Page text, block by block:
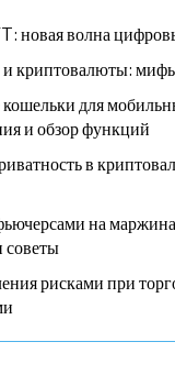
новая волна
криптовалюты:
для
и обзор функций
в
на
советы
рисками при